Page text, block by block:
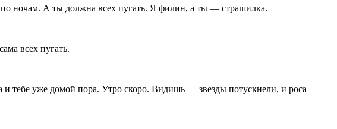
ночам. А ты должна всех пугать. Я филин, а ты — страшилка.
всех пугать.
тебе уже домой пора. Утро скоро. Видишь — звезды потускнели, и роса